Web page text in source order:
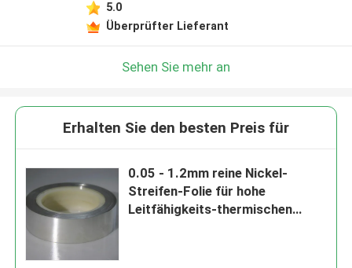
5.0
Überprüfter Lieferant
Sehen Sie mehr an
Erhalten Sie den besten Preis für
0.05 - 1.2mm reine Nickel-
Streifen-Folie für hohe
Leitfähigkeits-thermischen